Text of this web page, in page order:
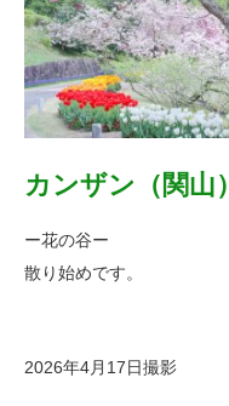
カンザン（関山）
ー花の谷ー
散り始めです。
2026年4月17日撮影